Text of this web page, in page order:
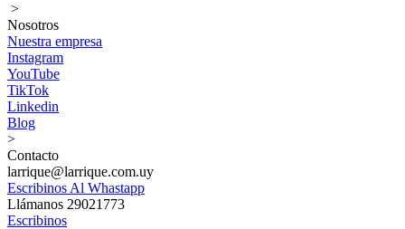
>
Nosotros
Nuestra empresa
Instagram
YouTube
TikTok
Linkedin
Blog
>
Contacto
larrique@larrique.com.uy
Escribinos Al Whastapp
Llámanos 29021773
Escribinos